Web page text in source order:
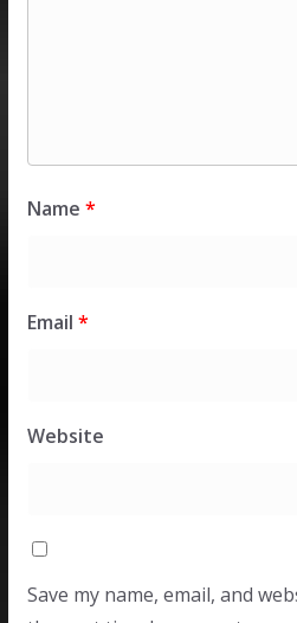
Name *
Email *
Website
Save my name, email, and